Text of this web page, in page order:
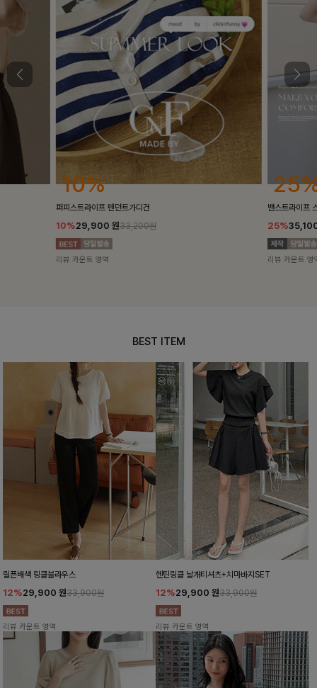
25%
밴스트라이프 스트링원피스
25%35,100 원46,800원
리뷰 카운트 영역
10%
[5천장돌파/
10%
리뷰 카운트 영
BEST ITEM
릴픈배색 링클블라우스
12%29,900 원33,900원
리뷰 카운트 영역
헨틴링클 날개티셔츠+치마바지SET
12%29,900 원33,900원
리뷰 카운트 영역